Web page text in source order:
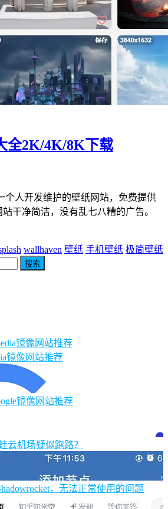
全2K/4K/8K下载
个人开发维护的壁纸网站，免费提供
干净简洁，没有乱七八糟的广告。
wallhaven 壁纸 手机壁纸 极简壁纸
搜索
镜像网站推荐
镜像网站推荐
云机场疑似跑路？
，无法正常使用的问题